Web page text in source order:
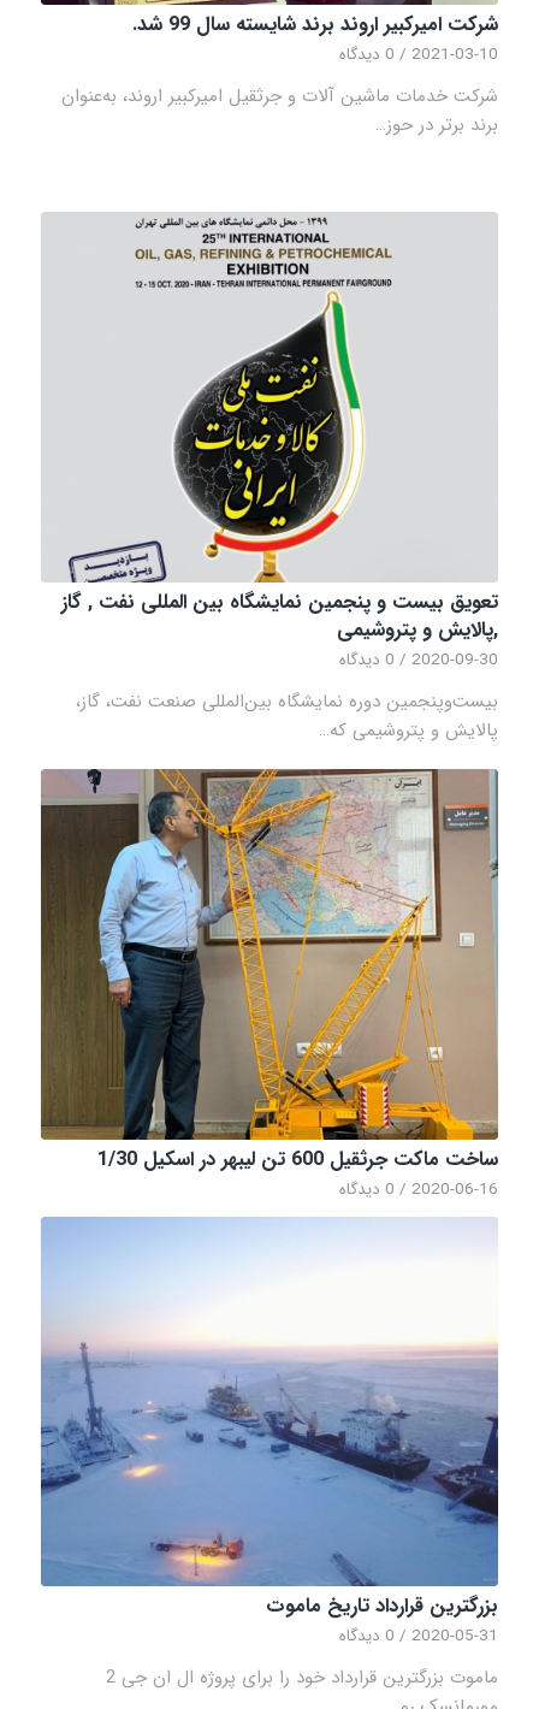
شرکت امیرکبیر اروند برند شایسته سال 99 شد.
2021-03-10
/ 0 دیدگاه
شرکت خدمات ماشین آلات و جرثقیل امیرکبیر اروند، به‌عنوان
برند برتر در حوز…
تعویق بیست و پنجمین نمایشگاه بین المللی نفت , گاز
,پالایش و پتروشیمی
2020-09-30
/ 0 دیدگاه
بیست‌وپنجمین دوره نمایشگاه بین‌المللی صنعت نفت، گاز،
پالایش و پتروشیمی که…
ساخت ماکت جرثقیل 600 تن لیبهر در اسکیل 1/30
2020-06-16
/ 0 دیدگاه
بزرگترین قرارداد تاریخ ماموت
2020-05-31
/ 0 دیدگاه
ماموت بزرگترین قرارداد خود را برای پروژه ال ان جی 2